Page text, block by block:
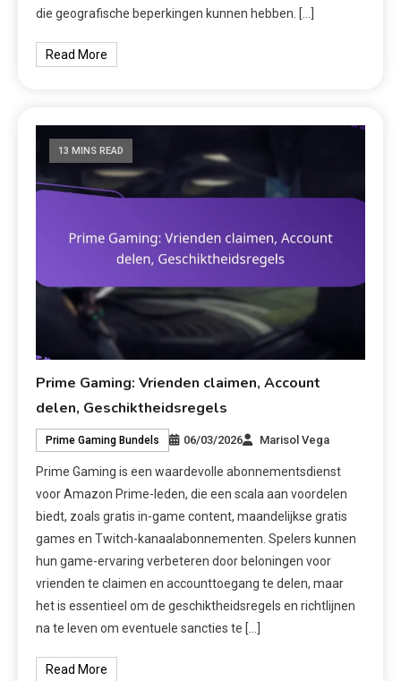
die geografische beperkingen kunnen hebben. […]
Read More
13 MINS READ
Prime Gaming: Vrienden claimen, Account
delen, Geschiktheidsregels
Prime Gaming Bundels 06/03/2026 Marisol Vega
Prime Gaming is een waardevolle abonnementsdienst
voor Amazon Prime-leden, die een scala aan voordelen
biedt, zoals gratis in-game content, maandelijkse gratis
games en Twitch-kanaalabonnementen. Spelers kunnen
hun game-ervaring verbeteren door beloningen voor
vrienden te claimen en accounttoegang te delen, maar
het is essentieel om de geschiktheidsregels en richtlijnen
na te leven om eventuele sancties te […]
Read More